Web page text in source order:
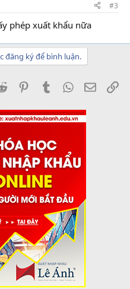
#3
phép xuất khẩu nữa
đăng ký để bình luận.
Reddit PinterestTumblrWhatsApp
Email